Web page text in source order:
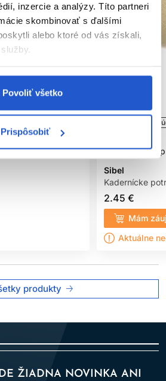
inzercie a analýzy. Títo partneri
skombinovať s ďalšími
alebo ktoré od vás získali,
Povoliť všetko
Prispôsobiť
13cm, hnedá
Oficiálna
Sibel Nylon
Sibel
Kadernícke
2.45 €
Mám
Aktuálne
produkty
ŽIADNA NOVINKA ANI